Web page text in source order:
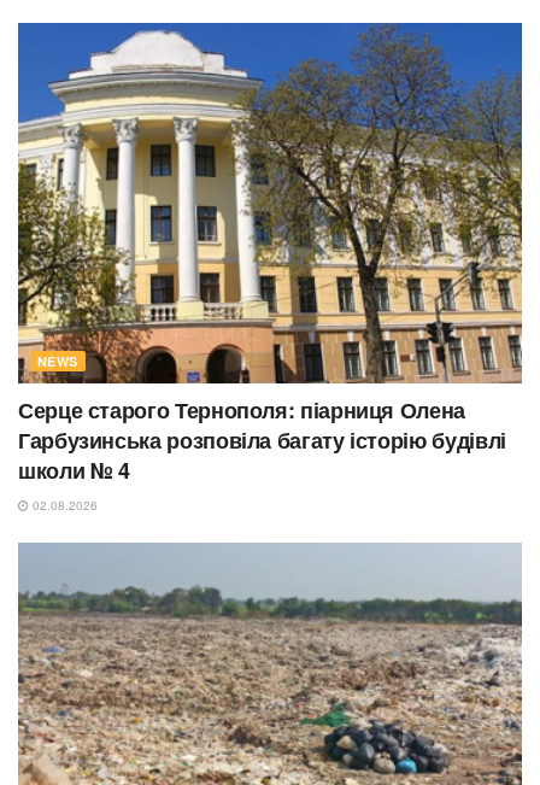
NEWS
Серце старого Тернополя: піарниця Олена
Гарбузинська розповіла багату історію будівлі
школи № 4
02.08.2026